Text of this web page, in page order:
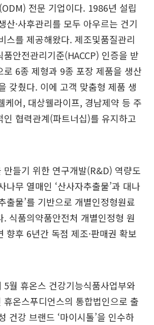
전문 기업이다. 1986년 설립
산·사후관리를 모두 아우르는 건기
스를 제공해왔다. 제조및품질관리
안전관리기준(HACCP) 인증을 받
로 6종 제형과 9종 포장 제품을 생산
갖췄다. 이에 고객 맞춤형 제품 생
케어, 대상웰라이프, 경남제약 등 주
인 협력관계(파트너십)를 유지하고
만들기 위한 연구개발(R&D) 역량도
나무 열매인 ‘산사자추출물’과 대나
출물’를 기반으로 개별인정형원료
. 식품의약품안전처 개별인정형 원
향후 6년간 독점 제조·판매권 확보
5월 휴온스 건강기능식품사업부와
휴온스푸디언스의 통합법인으로 출
건강 브랜드 ‘마이시톨’을 인수하